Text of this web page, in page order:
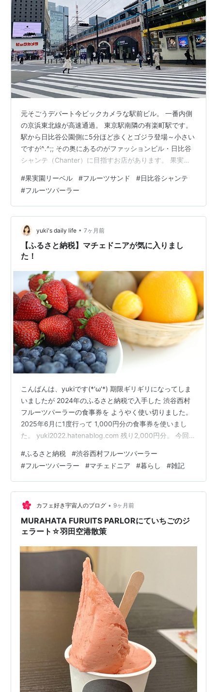
元そごうデパート今ビックカメラな駅前ビル。 一番内側
の京浜東北線が高速通過。 東京駅南隣の有楽町駅です。
駅から日比谷公園側に5分ほど歩くとゴジラ登場～小さい
ですが^.^;; その奥にあるのがファッションビル・日比谷
シャンテ（Chanter）に目指すお店があります。 果実園
ら50年以上も果物の仕入れに携わっている社長が率いる
（HPより）フルーツパーラーです。 旬のフルーツを使っ
たパフェやケーキなどをラインナップしている中で今回
の目当ては…… フルーツサンドです。 サンドイッチの具
材の部分が、ホイップ＋フレッシュフルーツ。 ホイップ
のミルク感…
#果実園リーベル #フルーツサンド #日比谷シャンテ
#フルーツパーラー
yuki's daily life • 7ヶ月前
【ふるさと納税】マチェドニアが気に入りまし
た！
こんばんは、yukiです(*'ω'*) 期限ギリギリになってしま
いましたが 2024年のふるさと納税で入手した 渋谷西村
フルーツパーラーの食事券を ようやく使い切りました。
2025年6月に1度行って 1,000円分の食事券を使いまし
た。 yuki2022.hatenablog.com 残り2,000円分。 今回は
う飲み物を頂きました。 マチェドニアはフルーツポンチ
をアレンジしたものとのこと。 右端の赤いのがストロ
ー。 中のシロップがめちゃめちゃ美味しかったです。 ワ
インの風味が良い感じ♪ フルーツは言うまでもなく美味し
いです。 柿は久しぶり…
#ふるさと納税 #渋谷西村フルーツパーラー
#フルーツパーラー #マチェドニア #暮らし #雑記
カフェ好き宇宙人のブログ • 9ヶ月前
MURAHATA FURUITS PARLORにていちごのジ
ェラート☆羽田空港散策